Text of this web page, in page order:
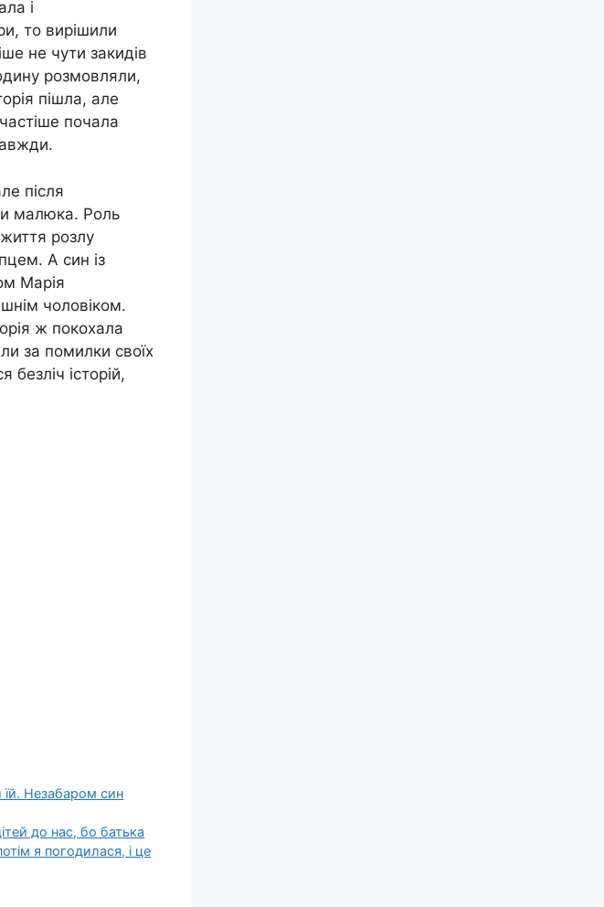
і
то вирішили
не чути закидів
розмовляли,
пішла, але
почала
після
малюка. Роль
життя розлу
А син із
Марія
чоловіком.
ж покохала
за помилки своїх
історій,
Незабаром син
до нас, бо батька
я погодилася, і це